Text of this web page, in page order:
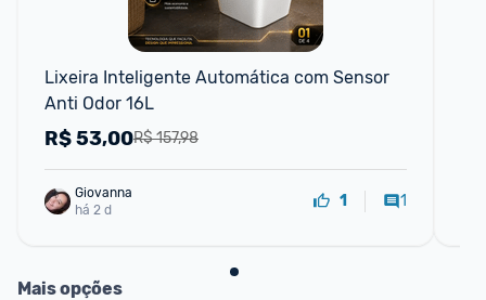
Lixeira Inteligente Automática com Sensor
Anti Odor 16L
R$ 157,98
R$53,00
Giovanna
há 2 d
1 1
Mais opções